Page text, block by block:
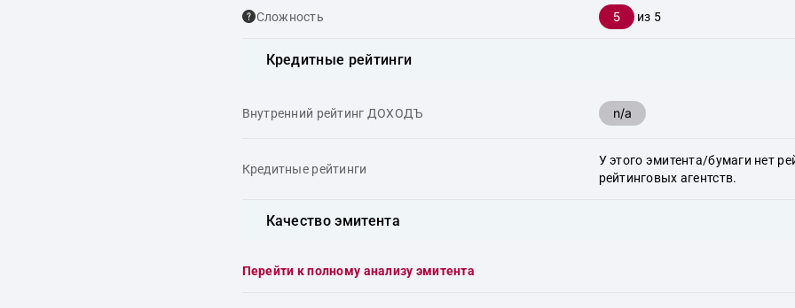
Сложность 5 из 5
Кредитные рейтинги
Внутренний рейтинг ДОХОДЪ n/a
Кредитные рейтинги
У этого эмитента/бумаги нет
рейтинговых агентств.
Качество эмитента
Перейти к полному анализу эмитента